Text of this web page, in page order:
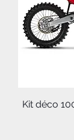
Kit déco